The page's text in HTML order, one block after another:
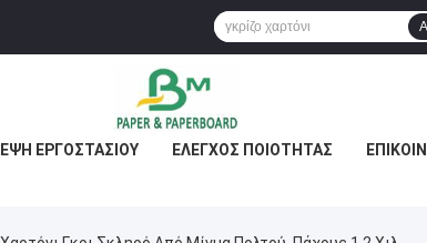
ΕΡΓΟΣΤΑΣΊΟΥ ΈΛΕΓΧΟΣ ΠΟΙΌΤΗΤΑΣ